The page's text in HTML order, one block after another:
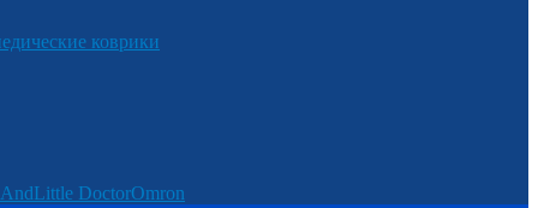
коврики
AndLittle DoctorOmron